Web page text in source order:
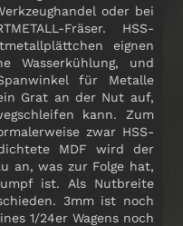
oder bei
Fräser. HSS-
eignen
Wasserkühlung, und
für Metalle
Grat an der Nut auf,
kann. Zum
zwar HSS-
MDF wird der
an, was zur Folge hat,
ist. Als Nutbreite
3mm ist noch
1/24er Wagens noch